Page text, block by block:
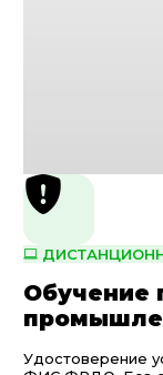
Обучение
Удостоверение